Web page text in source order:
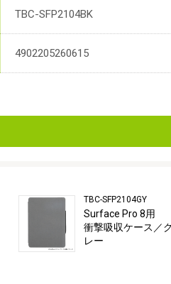
TBC-SFP2104BK
4902205260615
TBC-SFP2104GY
Surface Pro 8用
衝撃吸収ケース／
レー